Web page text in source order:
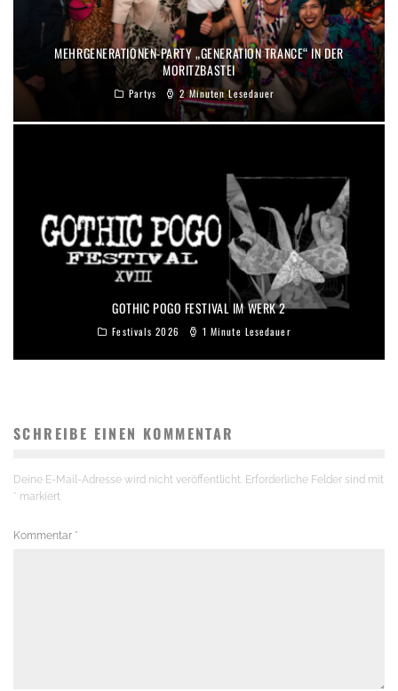
MEHRGENERATIONEN-PARTY „GENERATION TRANCE“ IN DER
MORITZBASTEI
Partys 2 Minuten Lesedauer
GOTHIC POGO FESTIVAL IM WERK 2
Festivals 2026 1 Minute Lesedauer
SCHREIBE EINEN KOMMENTAR
Deine E-Mail-Adresse wird nicht veröffentlicht. Erforderliche Felder sind mit
* markiert
Kommentar *